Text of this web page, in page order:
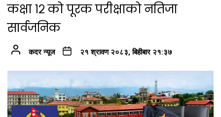
कक्षा १२ को पूरक परीक्षाको नतिजा
सार्वजनिक
कदर न्यूज २१ श्रावण २०८३, बिहीबार २१:३७